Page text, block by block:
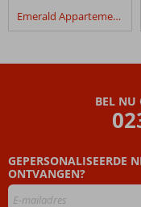
Emerald Appartementen
BEL NU
GEPERSONALISEERDE
ONTVANGEN?